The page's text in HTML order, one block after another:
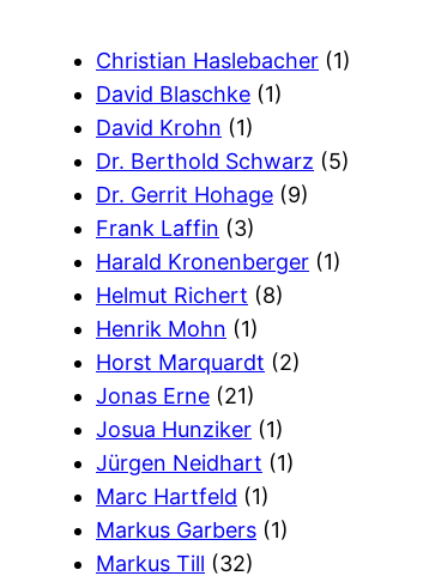
Christian Haslebacher (1)
David Blaschke (1)
David Krohn (1)
Dr. Berthold Schwarz (5)
Dr. Gerrit Hohage (9)
Frank Laffin (3)
Harald Kronenberger (1)
Helmut Richert (8)
Henrik Mohn (1)
Horst Marquardt (2)
Jonas Erne (21)
Josua Hunziker (1)
Jürgen Neidhart (1)
Marc Hartfeld (1)
Markus Garbers (1)
Markus Till (32)